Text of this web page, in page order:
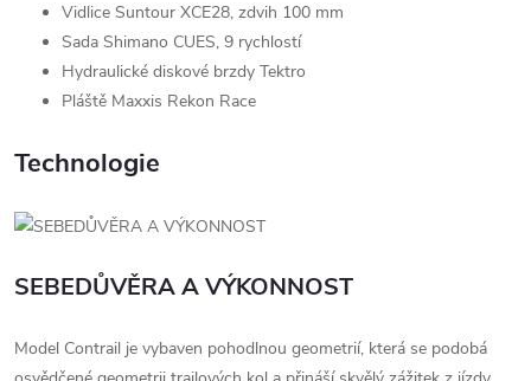
Vidlice Suntour XCE28, zdvih 100 mm
Sada Shimano CUES, 9 rychlostí
Hydraulické diskové brzdy Tektro
Pláště Maxxis Rekon Race
Technologie
SEBEDŮVĚRA A VÝKONNOST
Model Contrail je vybaven pohodlnou geometrií, která se podobá